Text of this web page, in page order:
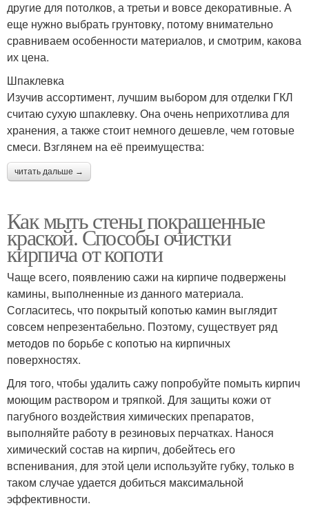
другие для потолков, а третьи и вовсе декоративные. А
еще нужно выбрать грунтовку, потому внимательно
сравниваем особенности материалов, и смотрим, какова
их цена.
Шпаклевка
Изучив ассортимент, лучшим выбором для отделки ГКЛ
считаю сухую шпаклевку. Она очень неприхотлива для
хранения, а также стоит немного дешевле, чем готовые
смеси. Взглянем на её преимущества:
читать дальше →
Как мыть стены покрашенные
краской. Способы очистки
кирпича от копоти
Чаще всего, появлению сажи на кирпиче подвержены
камины, выполненные из данного материала.
Согласитесь, что покрытый копотью камин выглядит
совсем непрезентабельно. Поэтому, существует ряд
методов по борьбе с копотью на кирпичных
поверхностях.
Для того, чтобы удалить сажу попробуйте помыть кирпич
моющим раствором и тряпкой. Для защиты кожи от
пагубного воздействия химических препаратов,
выполняйте работу в резиновых перчатках. Нанося
химический состав на кирпич, добейтесь его
вспенивания, для этой цели используйте губку, только в
таком случае удается добиться максимальной
эффективности.